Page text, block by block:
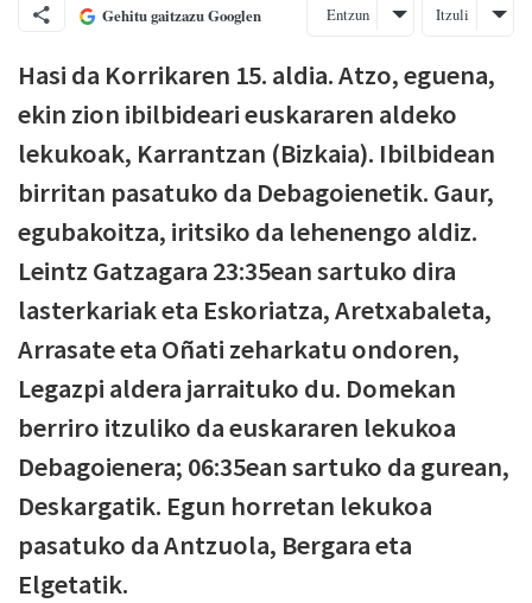
Gehitu gaitzazu Googlen Entzun Itzuli
Hasi da Korrikaren 15. aldia. Atzo, eguena,
ekin zion ibilbideari euskararen aldeko
lekukoak, Karrantzan (Bizkaia). Ibilbidean
birritan pasatuko da Debagoienetik. Gaur,
egubakoitza, iritsiko da lehenengo aldiz.
Leintz Gatzagara 23:35ean sartuko dira
lasterkariak eta Eskoriatza, Aretxabaleta,
Arrasate eta Oñati zeharkatu ondoren,
Legazpi aldera jarraituko du. Domekan
berriro itzuliko da euskararen lekukoa
Debagoienera; 06:35ean sartuko da gurean,
Deskargatik. Egun horretan lekukoa
pasatuko da Antzuola, Bergara eta
Elgetatik.